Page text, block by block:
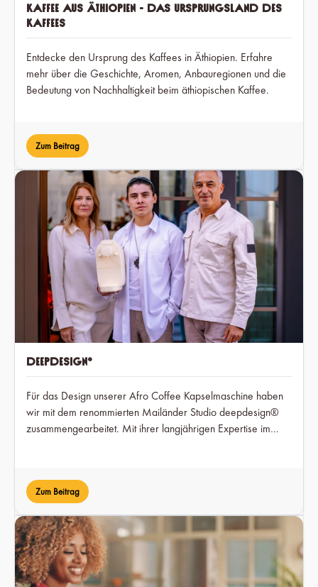
Kaffee aus Äthiopien - Das Ursprungsland des
Kaffees
Entdecke den Ursprung des Kaffees in Äthiopien. Erfahre
mehr über die Geschichte, Aromen, Anbauregionen und die
Bedeutung von Nachhaltigkeit beim äthiopischen Kaffee.
Zum Beitrag
deepdesign®
Für das Design unserer Afro Coffee Kapselmaschine haben
wir mit dem renommierten Mailänder Studio deepdesign®
zusammengearbeitet. Mit ihrer langjährigen Expertise im
übersetzt.
Zum Beitrag